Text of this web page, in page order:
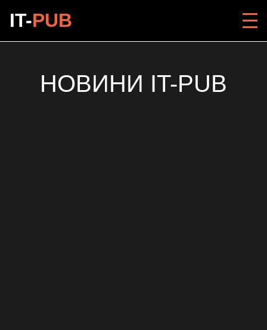
IT-PUB
НОВИНИ IT-PUB